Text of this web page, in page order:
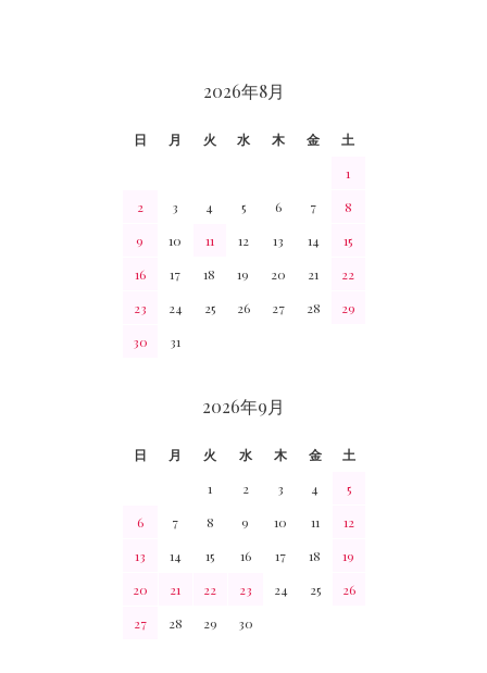
2026年8月
日 月 火 水 木 金
土
1
2
3 4 5 6 7
8
9
10 11 12 13 14
15
16
17 18 19 20 21
22
23
24 25 26 27 28
29
30
31
2026年9月
日 月 火 水 木 金
土
1
2 3 4
5
6
7 8 9 10 11
12
13
14 15 16 17 18
19
20
21 22 23 24 25
26
27
28 29 30